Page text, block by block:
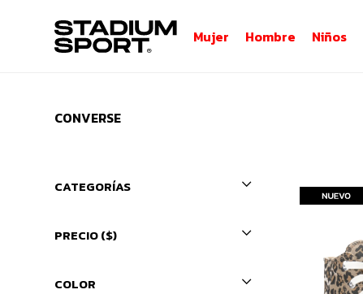
Mujer Hombre Niños
CONVERSE
CATEGORÍAS
PRECIO($)
COLOR